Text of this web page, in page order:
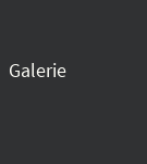
Galerie